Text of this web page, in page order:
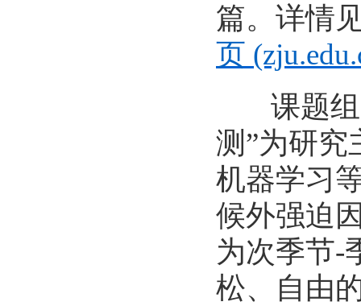
篇。详情
页
课题
测 ”为研究
机器学习
候外强迫
为次季节-
松、自由